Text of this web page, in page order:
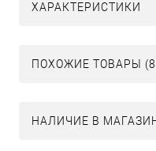
ХАРАКТЕРИСТИКИ
ПОХОЖИЕ ТОВАРЫ
НАЛИЧИЕ В